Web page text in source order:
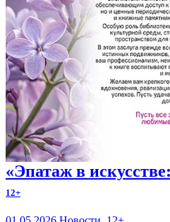
«Эпатаж в
12+